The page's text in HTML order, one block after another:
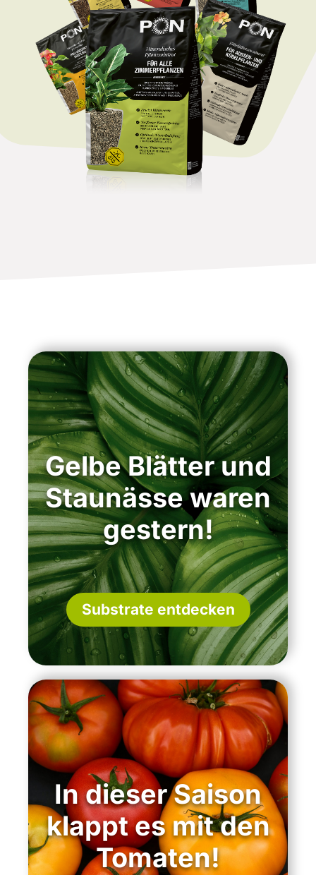
Gelbe Blätter und
Staunässe waren
gestern!
Substrate entdecken
In dieser Saison
klappt es mit den
Tomaten!